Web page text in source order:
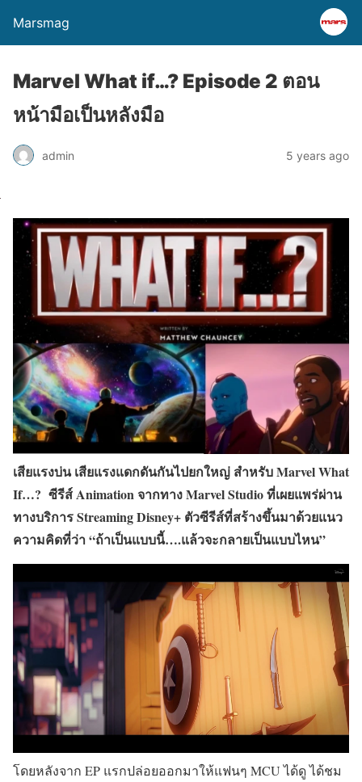
Marsmag
Marvel What if…? Episode 2 ตอน
หน้ามือเป็นหลังมือ
admin 5 years ago
เสียแรงบ่น เสียแรงแดกดันกันไปยกใหญ่ สำหรับ Marvel What
If…? ซีรีส์ Animation จากทาง Marvel Studio ที่เผยแพร่ผ่าน
ทางบริการ Streaming Disney+ ตัวซีรีส์ที่สร้างขึ้นมาด้วยแนว
ความคิดที่ว่า “ถ้าเป็นแบบนี้….แล้วจะกลายเป็นแบบไหน”
โดยหลังจาก EP แรกปล่อยออกมาให้แฟนๆ MCU ได้ดู ได้ชม